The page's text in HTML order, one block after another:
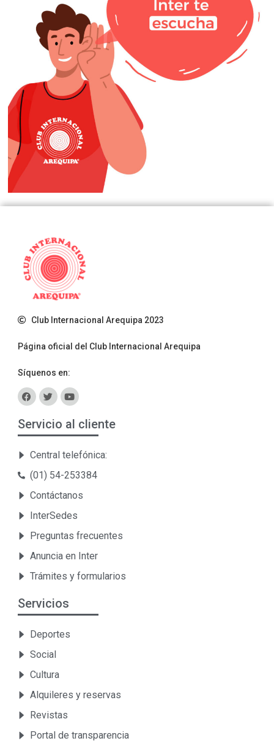
Club Internacional Arequipa 2023
Página oficial del Club Internacional Arequipa
Síquenos en:
Servicio al cliente
Central telefónica:
(01) 54-253384
Contáctanos
InterSedes
Preguntas frecuentes
Anuncia en Inter
Trámites y formularios
Servicios
Deportes
Social
Cultura
Alquileres y reservas
Revistas
Portal de transparencia